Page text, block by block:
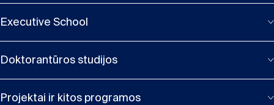
Executive School
Doktorantūros studijos
Projektai ir kitos programos